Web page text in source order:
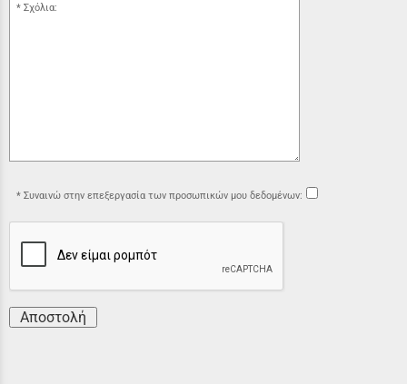
Σχόλια:
Συναινώ στην επεξεργασία των προσωπικών μου δεδομένων:
Αποστολή